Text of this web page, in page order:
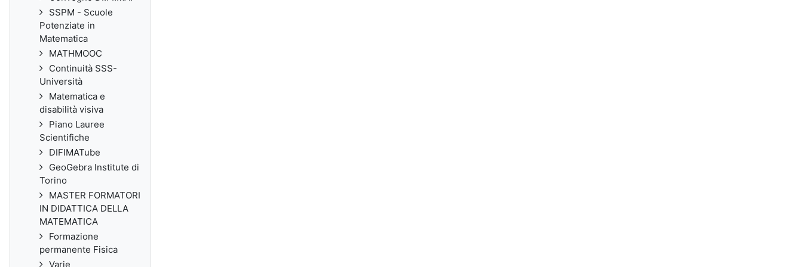
SSPM - Scuole
Potenziate in
Matematica
MATHMOOC
Continuità SSS-
Università
Matematica e
disabilità visiva
Piano Lauree
Scientifiche
DIFIMATube
GeoGebra Institute di
Torino
MASTER FORMATORI
IN DIDATTICA DELLA
MATEMATICA
Formazione
permanente Fisica
Varie